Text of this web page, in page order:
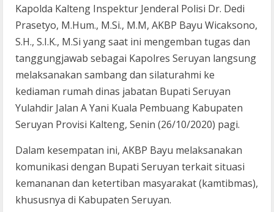
Kapolda Kalteng Inspektur Jenderal Polisi Dr. Dedi
Prasetyo, M.Hum., M.Si., M.M, AKBP Bayu Wicaksono,
S.H., S.I.K., M.Si yang saat ini mengemban tugas dan
tanggungjawab sebagai Kapolres Seruyan langsung
melaksanakan sambang dan silaturahmi ke
kediaman rumah dinas jabatan Bupati Seruyan
Yulahdir Jalan A Yani Kuala Pembuang Kabupaten
Seruyan Provisi Kalteng, Senin (26/10/2020) pagi.
Dalam kesempatan ini, AKBP Bayu melaksanakan
komunikasi dengan Bupati Seruyan terkait situasi
kemananan dan ketertiban masyarakat (kamtibmas),
khususnya di Kabupaten Seruyan.